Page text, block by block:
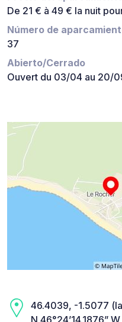
De 21 € à 49 € la nuit
Número de
37
Abierto/Cerrado
Ouvert du 03/04 au 20/
46.4039, -1.5077
N 46°24’14.1876”